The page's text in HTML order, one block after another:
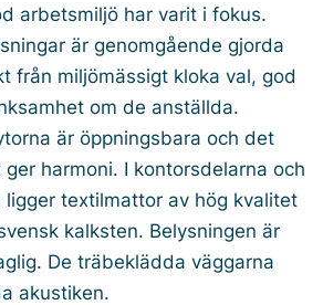
arbetsmiljö har varit i fokus.
är genomgående gjorda
från miljömässigt kloka val, god
om de anställda.
är öppningsbara och det
harmoni. I kontorsdelarna och
ligger textilmattor av hög kvalitet
kalksten. Belysningen är
De träbeklädda väggarna
akustiken.